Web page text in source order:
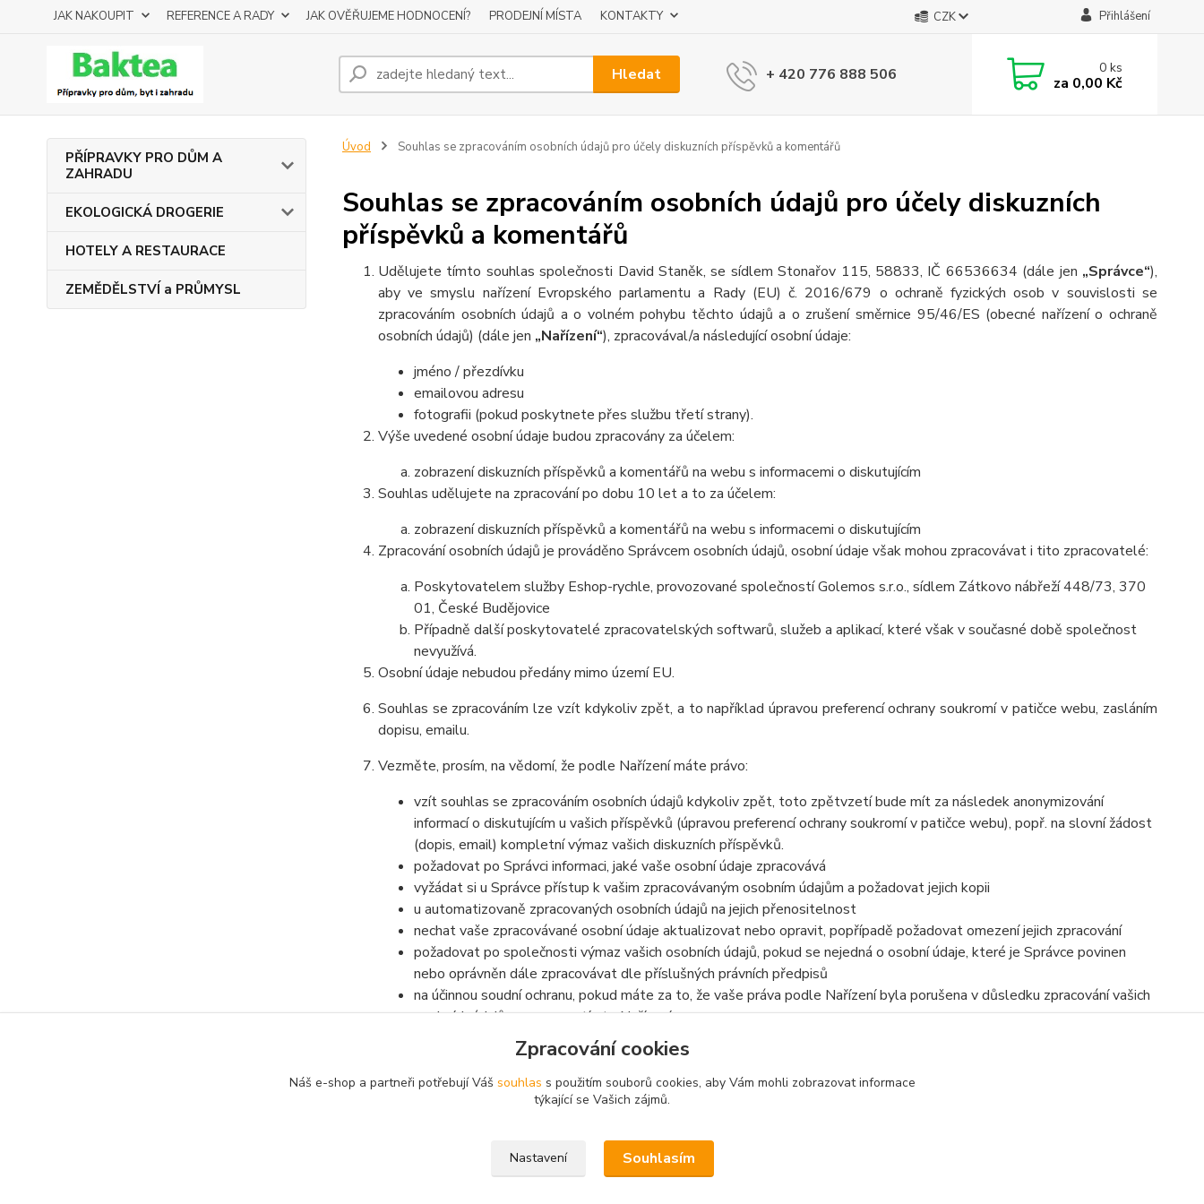
JAK NAKOUPIT REFERENCE A RADY JAK OVĚŘUJEME HODNOCENÍ? PRODEJNÍ MÍSTA KONTAKTY CZK Přihlášení
Hledat + 420 776 888 506 0ks
za 0,00 Kč
PŘÍPRAVKY PRO DŮM A
ZAHRADU
EKOLOGICKÁ DROGERIE
HOTELY A RESTAURACE
ZEMĚDĚLSTVÍ a PRŮMYSL
Úvod Souhlas se zpracováním osobních údajů pro účely diskuzních příspěvků a komentářů
Souhlas se zpracováním osobních údajů pro účely diskuzních
příspěvků a komentářů
Udělujete tímto souhlas společnosti David Staněk, se sídlem Stonařov 115, 58833, IČ 66536634 (dále jen „Správce“),
aby ve smyslu nařízení Evropského parlamentu a Rady (EU) č. 2016/679 o ochraně fyzických osob v souvislosti se
zpracováním osobních údajů a o volném pohybu těchto údajů a o zrušení směrnice 95/46/ES (obecné nařízení o ochraně
osobních údajů) (dále jen „Nařízení“), zpracovával/a následující osobní údaje:
jméno / přezdívku
emailovou adresu
fotografii (pokud poskytnete přes službu třetí strany).
Výše uvedené osobní údaje budou zpracovány za účelem:
zobrazení diskuzních příspěvků a komentářů na webu s informacemi o diskutujícím
Souhlas udělujete na zpracování po dobu 10 let a to za účelem:
zobrazení diskuzních příspěvků a komentářů na webu s informacemi o diskutujícím
Zpracování osobních údajů je prováděno Správcem osobních údajů, osobní údaje však mohou zpracovávat i tito zpracovatelé:
Poskytovatelem služby Eshop-rychle, provozované společností Golemos s.r.o., sídlem Zátkovo nábřeží 448/73, 370
01, České Budějovice
Případně další poskytovatelé zpracovatelských softwarů, služeb a aplikací, které však v současné době společnost
nevyužívá.
Osobní údaje nebudou předány mimo území EU.
Souhlas se zpracováním lze vzít kdykoliv zpět, a to například úpravou preferencí ochrany soukromí v patičce webu, zasláním
dopisu, emailu.
Vezměte, prosím, na vědomí, že podle Nařízení máte právo:
vzít souhlas se zpracováním osobních údajů kdykoliv zpět, toto zpětvzetí bude mít za následekanonymizování
informací o diskutujícím u vašich příspěvků (úpravou preferencí ochrany soukromí v patičce webu), popř. na slovní žádost
(dopis, email) kompletní výmaz vašich diskuzních příspěvků.
požadovat po Správci informaci, jaké vaše osobní údaje zpracovává
vyžádat si u Správce přístup k vašim zpracovávaným osobním údajům a požadovat jejich kopii
u automatizovaně zpracovaných osobních údajů na jejich přenositelnost
nechat vaše zpracovávané osobní údaje aktualizovat nebo opravit, popřípadě požadovat omezení jejich zpracování
požadovat po společnosti výmaz vašich osobních údajů, pokud se nejedná o osobní údaje, které je Správce povinen
nebo oprávněn dále zpracovávat dle příslušných právních předpisů
na účinnou soudní ochranu, pokud máte za to, že vaše práva podle Nařízení byla porušena v důsledku zpracování vašich
osobních údajů v rozporu s tímto Nařízením
v případě pochybností o dodržování povinností souvisejících se zpracováním osobních údajů se obrátit na Správce nebo
na Úřad pro ochranu osobních údajů
Zpracování cookies
Náš e-shop a partneři potřebují Váš souhlas s použitím souborů cookies, aby Vám mohli zobrazovat informace
týkající se Vašich zájmů.
Nastavení Souhlasím